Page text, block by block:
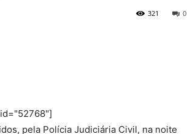
0
321
pela Polícia Judiciária Civil, na noite